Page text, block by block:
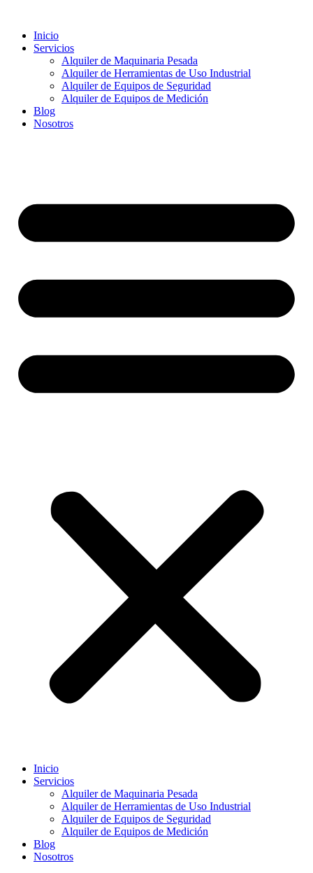
contenido
Inicio
Servicios
Alquiler de Maquinaria Pesada
Alquiler de Herramientas de Uso Industrial
Alquiler de Equipos de Seguridad
Alquiler de Equipos de Medición
Blog
Nosotros
Inicio
Servicios
Alquiler de Maquinaria Pesada
Alquiler de Herramientas de Uso Industrial
Alquiler de Equipos de Seguridad
Alquiler de Equipos de Medición
Blog
Nosotros